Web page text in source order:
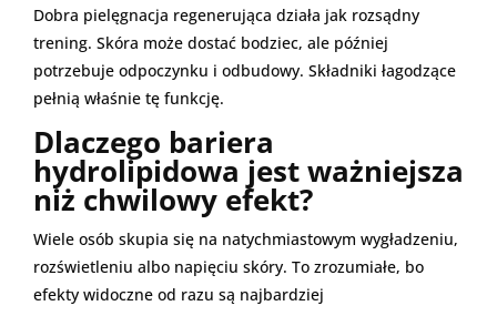
Dobra pielęgnacja regenerująca działa jak rozsądny
trening. Skóra może dostać bodziec, ale później
potrzebuje odpoczynku i odbudowy. Składniki łagodzące
pełnią właśnie tę funkcję.
Dlaczego bariera
hydrolipidowa jest ważniejsza
niż chwilowy efekt?
Wiele osób skupia się na natychmiastowym wygładzeniu,
rozświetleniu albo napięciu skóry. To zrozumiałe, bo
efekty widoczne od razu są najbardziej